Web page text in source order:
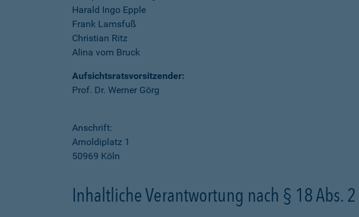
Harald Ingo Epple
Frank Lamsfuß
Christian Ritz
Alina vom Bruck
Aufsichtsratsvorsitzender:
Prof. Dr. Werner Görg
Anschrift:
Arnoldiplatz 1
50969 Köln
Inhaltliche Verantwortung nach § 18 Abs. 2